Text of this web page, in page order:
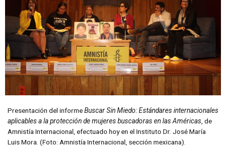
Presentación del informeBuscar Sin Miedo: Estándares internacionales
aplicables a la protección de mujeres buscadoras en las Américas, de
Amnistía Internacional, efectuado hoy en el Instituto Dr. José María
Luis Mora. (Foto: Amnistía Internacional, sección mexicana).